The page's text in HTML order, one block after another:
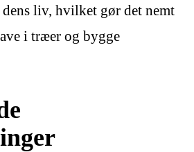
dens liv, hvilket gør det nemt
i træer og bygge